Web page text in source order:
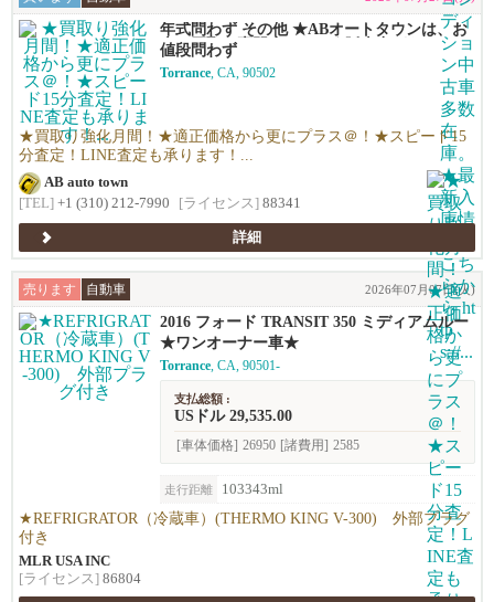
年式問わず その他 ★ABオートタウンは、お
車の買取り専門店です！★販売力があるから
高く買える！シンプルで高い！独自の相場で
高価買い取りします！★優しい査定で’納得の
価格！高価買い取りします！★年末ご売却予
定の無料査定を実施中！年末の売却予定の方
も早期査定は更にお得！★日本車、アメ車、
欧州車なんでも買います！
値段問わず
Torrance, CA, 90502
★買取り強化月間！★適正価格から更にプラス＠！★スピード15
分査定！LINE査定も承ります！...
AB auto town
[TEL] +1 (310) 212-7990 [ライセンス] 88341
詳細
売ります 自動車 2026年07月07日(火)
2016 フォード TRANSIT 350 ミディアムルー
フ
★ワンオーナー車★
Torrance, CA, 90501-
支払総額 :
USドル 29,535.00
[車体価格] 26950 [諸費用] 2585
走行距離 103343ml
★REFRIGRATOR（冷蔵車）(THERMO KING V-300) 外部プラグ
付き
MLR USA INC
[ライセンス] 86804